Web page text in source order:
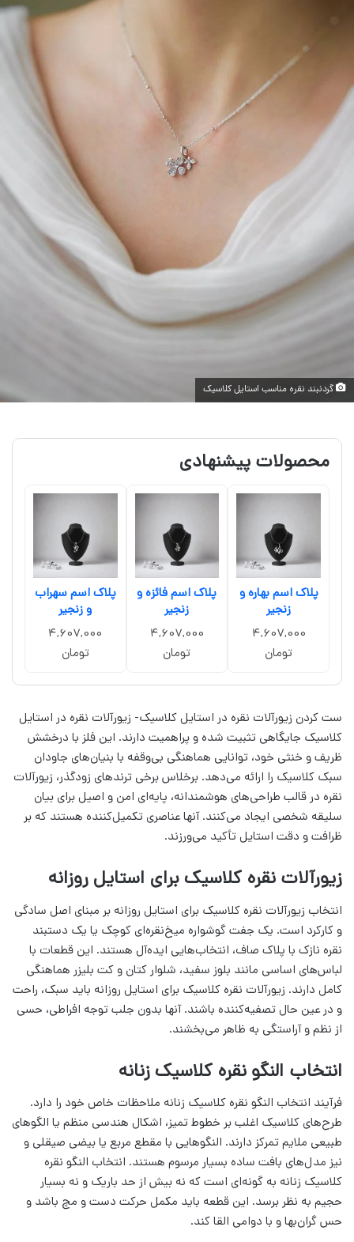
گردنبند نقره مناسب استایل کلاسیک
محصولات پیشنهادی
پلاک اسم بهاره و
زنجیر
4,607,000
تومان
پلاک اسم فائزه و
زنجیر
4,607,000
تومان
پلاک اسم سهراب
و زنجیر
4,607,000
تومان
ست کردن زیورآلات نقره در استایل کلاسیک- زیورآلات نقره در استایل
کلاسیک جایگاهی تثبیت شده و پراهمیت دارند. این فلز با درخشش
ظریف و خنثی خود، توانایی هماهنگی بی‌وقفه با بنیان‌های جاودان
سبک کلاسیک را ارائه می‌دهد. برخلاس برخی ترندهای زودگذر، زیورآلات
نقره در قالب طراحی‌های هوشمندانه، پایه‌ای امن و اصیل برای بیان
سلیقه شخصی ایجاد می‌کنند. آنها عناصری تکمیل‌کننده هستند که بر
ظرافت و دقت استایل تأکید می‌ورزند.
زیورآلات نقره کلاسیک برای استایل روزانه
انتخاب زیورآلات نقره کلاسیک برای استایل روزانه بر مبنای اصل سادگی
و کارکرد است. یک جفت گوشواره میخ‌نقره‌ای کوچک یا یک دستبند
نقره نازک با پلاک صاف، انتخاب‌هایی ایده‌آل هستند. این قطعات با
لباس‌های اساسی مانند بلوز سفید، شلوار کتان و کت بلیزر هماهنگی
کامل دارند. زیورآلات نقره کلاسیک برای استایل روزانه باید سبک، راحت
و در عین حال تصفیه‌کننده باشند. آنها بدون جلب توجه افراطی، حسی
از نظم و آراستگی به ظاهر می‌بخشند.
انتخاب النگو نقره کلاسیک زنانه
فرآیند انتخاب النگو نقره کلاسیک زنانه ملاحظات خاص خود را دارد.
طرح‌های کلاسیک اغلب بر خطوط تمیز، اشکال هندسی منظم یا الگوهای
طبیعی ملایم تمرکز دارند. النگوهایی با مقطع مربع یا بیضی صیقلی و
نیز مدل‌های بافت ساده بسیار مرسوم هستند. انتخاب النگو نقره
کلاسیک زنانه به گونه‌ای است که نه بیش از حد باریک و نه بسیار
حجیم به نظر برسد. این قطعه باید مکمل حرکت دست و مچ باشد و
حس گران‌بها و با دوامی القا کند.